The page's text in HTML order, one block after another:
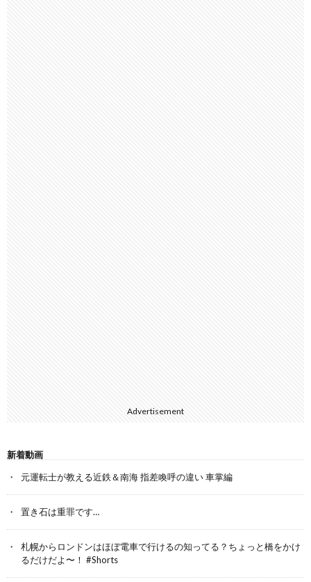
Advertisement
新着動画
元運転士が教える近鉄＆南海 指差喚呼の違い 車掌編
置き石は重罪です…
札幌からロンドンはほぼ電車で行けるの知ってる？ちょっと橋をかけ
るだけだよ〜！ #Shorts